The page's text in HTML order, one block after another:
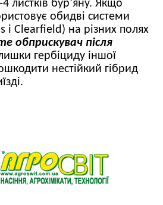
листків бур’яну. Якщо
обидві системи
і Clearfield) на різних полях
обприскувач після
гербіциду іншої
нестійкий гібрид